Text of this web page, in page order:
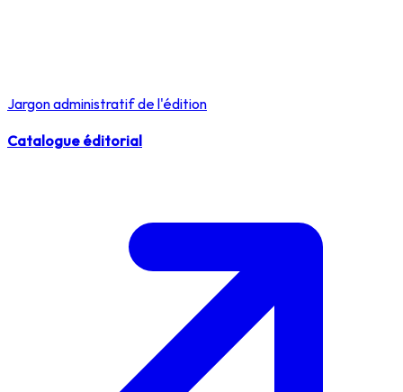
Jargon administratif de l'édition
Catalogue éditorial